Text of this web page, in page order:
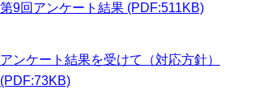
第9回アンケート結果 (PDF:511KB)
アンケート結果を受けて（対応方針）
(PDF:73KB)